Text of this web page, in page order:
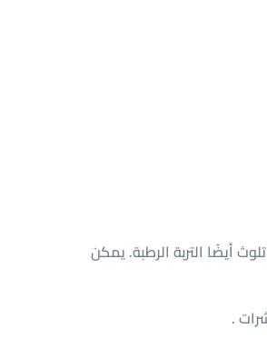
أيضًا التربة الرطبة. يمكن
.